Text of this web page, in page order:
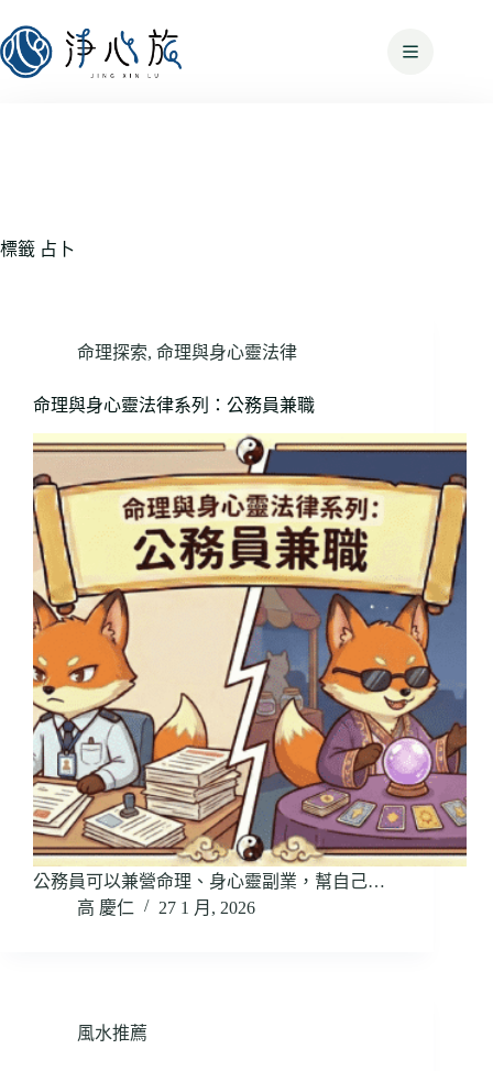
標籤 占卜
命理探索, 命理與身心靈法律
命理與身心靈法律系列：公務員兼職
公務員可以兼營命理、身心靈副業，幫自己…
高 慶仁
27 1 月, 2026
風水推薦